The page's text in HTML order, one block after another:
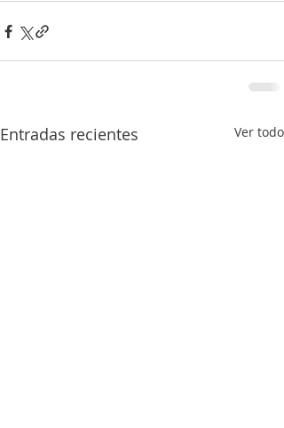
Entradas recientes Ver todo